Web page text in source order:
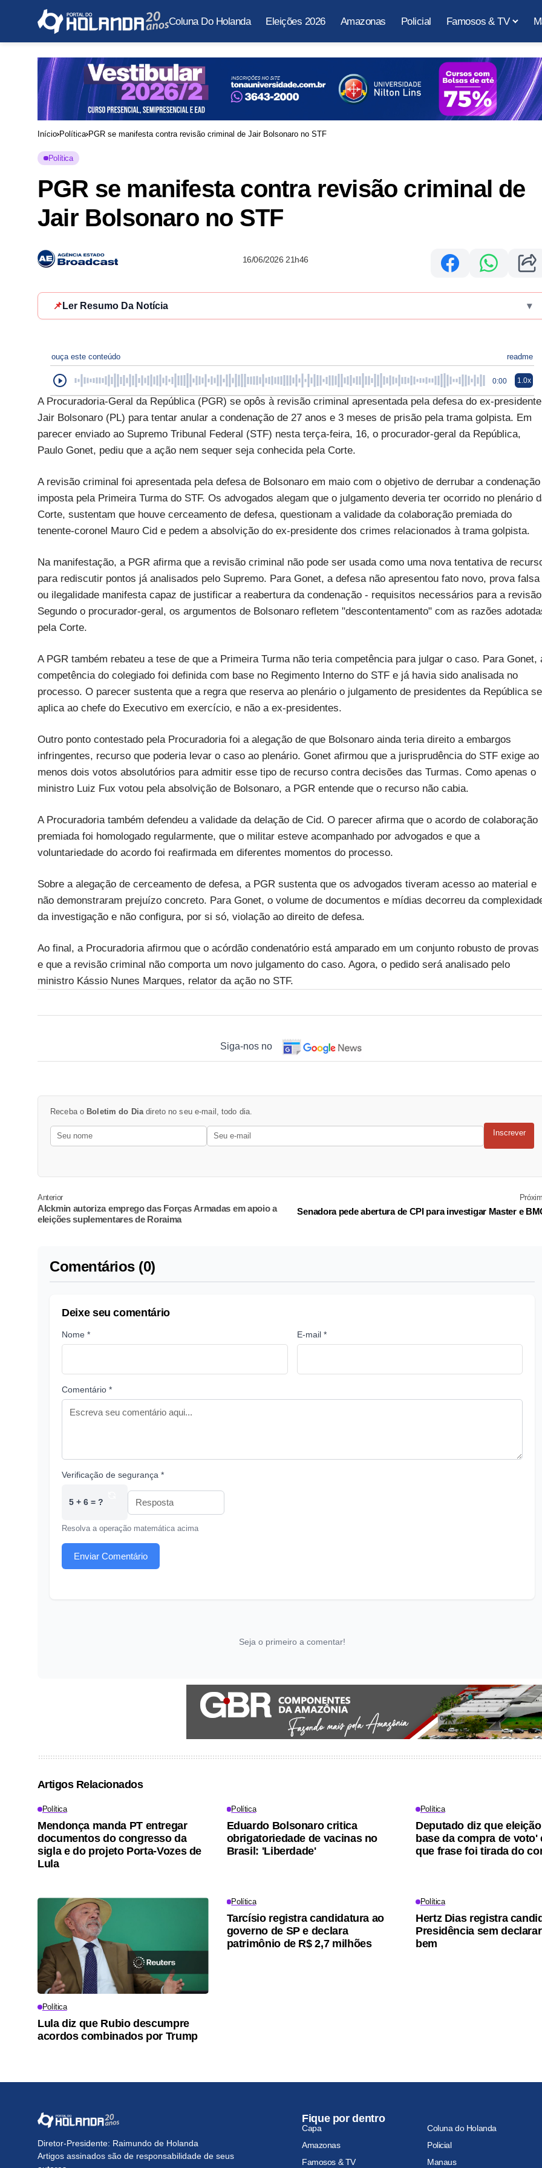
Coluna Do Holanda Eleições 2026 Amazonas Policial Famosos & TV
Início Política PGR se manifesta contra revisão criminal de Jair Bolsonaro no STF
Política
PGR se manifesta contra revisão criminal de
Jair Bolsonaro no STF
16/06/2026 21h46
📌 Ler Resumo Da Notícia ▾
ouça este conteúdo readme
0:00 1.0x
A Procuradoria-Geral da República (PGR) se opôs à revisão criminal apresentada pela defesa do ex-presidente
Jair Bolsonaro (PL) para tentar anular a condenação de 27 anos e 3 meses de prisão pela trama golpista. Em
parecer enviado ao Supremo Tribunal Federal (STF) nesta terça-feira, 16, o procurador-geral da República,
Paulo Gonet, pediu que a ação nem sequer seja conhecida pela Corte.
A revisão criminal foi apresentada pela defesa de Bolsonaro em maio com o objetivo de derrubar a condenação
imposta pela Primeira Turma do STF. Os advogados alegam que o julgamento deveria ter ocorrido no plenário
Corte, sustentam que houve cerceamento de defesa, questionam a validade da colaboração premiada do
tenente-coronel Mauro Cid e pedem a absolvição do ex-presidente dos crimes relacionados à trama golpista.
Na manifestação, a PGR afirma que a revisão criminal não pode ser usada como uma nova tentativa de
para rediscutir pontos já analisados pelo Supremo. Para Gonet, a defesa não apresentou fato novo, prova falsa
ou ilegalidade manifesta capaz de justificar a reabertura da condenação - requisitos necessários para a
Segundo o procurador-geral, os argumentos de Bolsonaro refletem "descontentamento" com as razões
pela Corte.
A PGR também rebateu a tese de que a Primeira Turma não teria competência para julgar o caso. Para Gonet,
competência do colegiado foi definida com base no Regimento Interno do STF e já havia sido analisada no
processo. O parecer sustenta que a regra que reserva ao plenário o julgamento de presidentes da República se
aplica ao chefe do Executivo em exercício, e não a ex-presidentes.
Outro ponto contestado pela Procuradoria foi a alegação de que Bolsonaro ainda teria direito a embargos
infringentes, recurso que poderia levar o caso ao plenário. Gonet afirmou que a jurisprudência do STF exige ao
menos dois votos absolutórios para admitir esse tipo de recurso contra decisões das Turmas. Como apenas o
ministro Luiz Fux votou pela absolvição de Bolsonaro, a PGR entende que o recurso não cabia.
A Procuradoria também defendeu a validade da delação de Cid. O parecer afirma que o acordo de colaboração
premiada foi homologado regularmente, que o militar esteve acompanhado por advogados e que a
voluntariedade do acordo foi reafirmada em diferentes momentos do processo.
Sobre a alegação de cerceamento de defesa, a PGR sustenta que os advogados tiveram acesso ao material e
não demonstraram prejuízo concreto. Para Gonet, o volume de documentos e mídias decorreu da
da investigação e não configura, por si só, violação ao direito de defesa.
Ao final, a Procuradoria afirmou que o acórdão condenatório está amparado em um conjunto robusto de provas
e que a revisão criminal não comporta um novo julgamento do caso. Agora, o pedido será analisado pelo
ministro Kássio Nunes Marques, relator da ação no STF.
Siga-nos no
Receba o Boletim do Dia direto no seu e-mail, todo dia.
Inscrever
Anterior
Alckmin autoriza emprego das Forças Armadas em apoio a
eleições suplementares de Roraima
Senadora pede abertura de CPI para investigar Master e
Comentários (0)
Deixe seu comentário
Nome * E-mail *
Comentário *
Verificação de segurança *
5 + 6 = ?
Resolva a operação matemática acima
Enviar Comentário
Seja o primeiro a comentar!
Artigos Relacionados
Política
Mendonça manda PT entregar
documentos do congresso da
sigla e do projeto Porta-Vozes de
Lula
Política
Eduardo Bolsonaro critica
obrigatoriedade de vacinas no
Brasil: 'Liberdade'
Política
Deputado diz que
base da compra de voto'
que frase foi tirada do
Política
Lula diz que Rubio descumpre
acordos combinados por Trump
Política
Tarcísio registra candidatura ao
governo de SP e declara
patrimônio de R$ 2,7 milhões
Política
Hertz Dias registra
Presidência sem
bem
Diretor-Presidente: Raimundo de Holanda
Artigos assinados são de responsabilidade de seus
Fique por dentro
Capa
Coluna do Holanda
Amazonas
Policial
Famosos & TV
Manaus